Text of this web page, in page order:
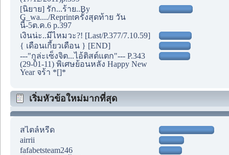
[นิยาย] รัก...ร้าย..By
G_wa..../Reprintครั้งสุดท้าย วัน
นี้-5ต.ค.6 p.397
เงินน่ะ..มีไหมวะ?! [Last/P.377/7.10.59]
{ เดือนเกี้ยวเดือน } [END]
---"กูล่ะเซ็งจิต...ไอ้ติสต์แตก"--- P.343
(29-01-11) พิเศษย้อนหลัง Happy New
Year จร้า *[]*
เริ่มหัวข้อใหม่มากที่สุด
สไตล์หรีด
airrii
fafabetsteam246